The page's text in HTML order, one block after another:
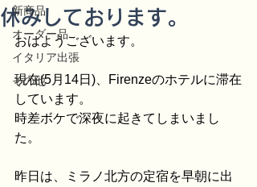
新商品
オーダー品
イタリア出張
その他
休みしております。
おはようございます。
現在(5月14日)、Firenzeのホテルに滞在
しています。
時差ボケで深夜に起きてしまいまし
た。
昨日は、ミラノ北方の定宿を早朝に出